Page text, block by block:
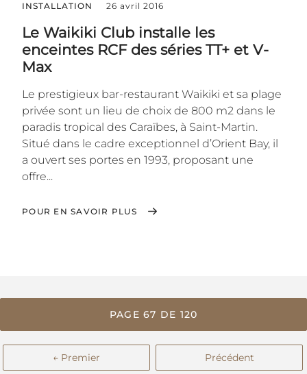
INSTALLATION 26 avril 2016
Le Waikiki Club installe les
enceintes RCF des séries TT+ et V-
Max
Le prestigieux bar-restaurant Waikiki et sa plage
privée sont un lieu de choix de 800 m2 dans le
paradis tropical des Caraïbes, à Saint-Martin.
Situé dans le cadre exceptionnel d’Orient Bay, il
a ouvert ses portes en 1993, proposant une
offre...
POUR EN SAVOIR PLUS
PAGE 67 DE 120
← Premier Précédent